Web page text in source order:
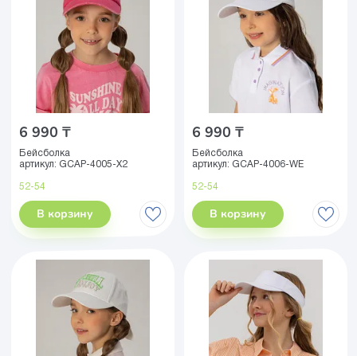
6 990 ₸
Бейсболка
артикул: GCAP-4005-X2
52-54
В корзину
6 990 ₸
Бейсболка
артикул: GCAP-4006-WE
52-54
В корзину